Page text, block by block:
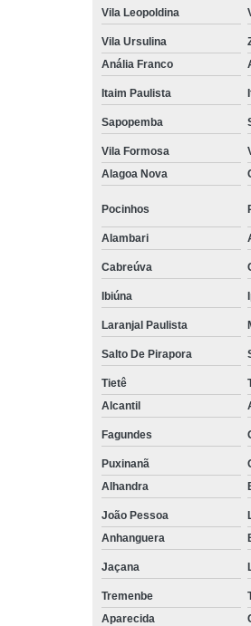
Vila Leopoldina
Vila Ursulina
Anália Franco
Itaim Paulista
Sapopemba
Vila Formosa
Alagoa Nova
Pocinhos
Alambari
Cabreúva
Ibiúna
Laranjal Paulista
Salto De Pirapora
Tietê
Alcantil
Fagundes
Puxinanã
Alhandra
João Pessoa
Anhanguera
Jaçana
Tremenbe
Aparecida